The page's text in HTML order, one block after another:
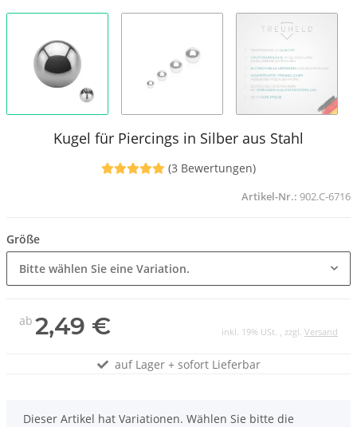
Kugel für Piercings in Silber aus Stahl
(3 Bewertungen)
Artikel-Nr.: 902.C-6716
Größe
Bitte wählen Sie eine Variation.
ab 2,49 € inkl. 19% USt. , zzgl. Versand
auf Lager + sofort Lieferbar
x
Dieser Artikel hat Variationen. Wählen Sie bitte die